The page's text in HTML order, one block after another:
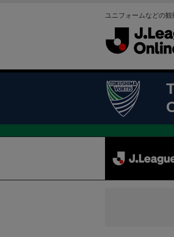
ユニフォームなどの